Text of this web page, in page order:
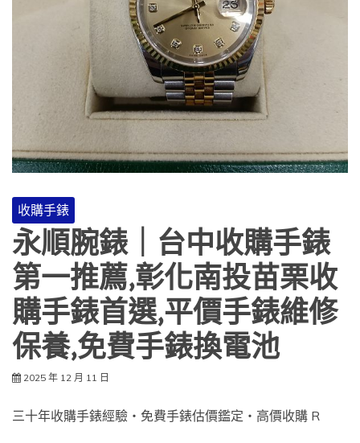
收購手錶
永順腕錶｜台中收購手錶
第一推薦,彰化南投苗栗收
購手錶首選,平價手錶維修
保養,免費手錶換電池
2025 年 12 月 11 日
三十年收購手錶經驗・免費手錶估價鑑定・高價收購 R